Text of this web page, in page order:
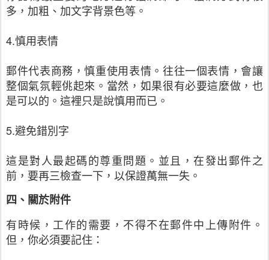
多，加粗、加文字背景色等。
4.慎用表情
郵件代表商務，慎重使用表情。往往一個表情，會讓
整個氣氛輕佻起來。當然，如果很有必要這麼做，也
是可以的。這裡只是說慎用而已。
5.避免錯別字
這是對人最起碼的尊重問題。並且，在發出郵件之
前，要再三檢查一下，以保證萬無一失。
四、關於附件
有時候，工作的需要，不得不在郵件中上傳附件。
但，你必須要記住：